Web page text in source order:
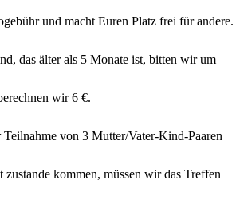
und macht Euren Platz frei für andere.
das älter als 5 Monate ist, bitten wir um
wir 6 €.
von 3 Mutter/Vater-Kind-Paaren
zustande kommen, müssen wir das Treffen